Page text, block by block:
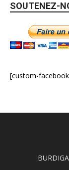
SOUTENEZ-
[custom-